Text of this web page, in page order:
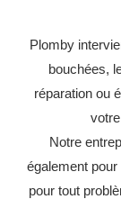
Plomby
bouchées,
réparation ou
Notre
également
pour tout